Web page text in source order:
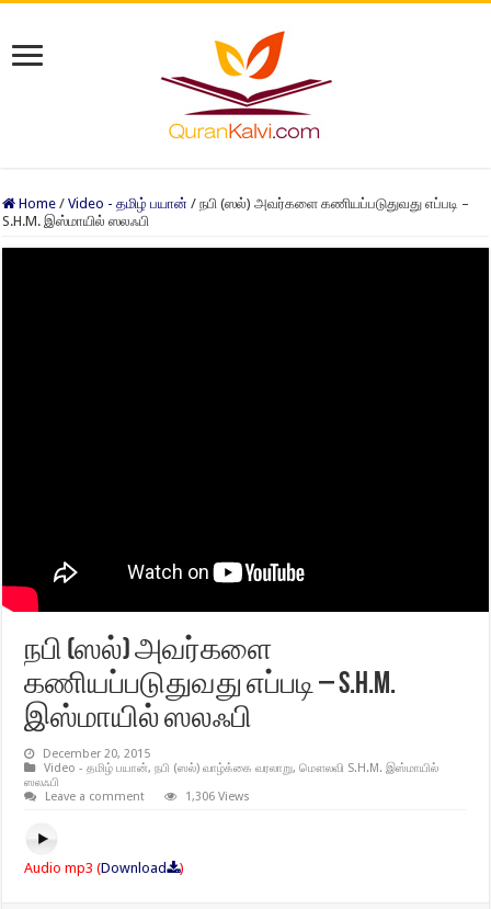
Home / Video - தமிழ் பயான் / நபி (ஸல்) அவர்களை கணியப்படுதுவது எப்படி –
S.H.M. இஸ்மாயில் ஸலஃபி
நபி (ஸல்) அவர்களை
கணியப்படுதுவது எப்படி – S.H.M.
இஸ்மாயில் ஸலஃபி
December 20, 2015
Video - தமிழ் பயான்,நபி (ஸல்) வாழ்க்கை வரலாறு,மௌலவி S.H.M. இஸ்மாயில்
ஸலஃபி
Leave a comment
1,306 Views
Audio mp3 (Download )